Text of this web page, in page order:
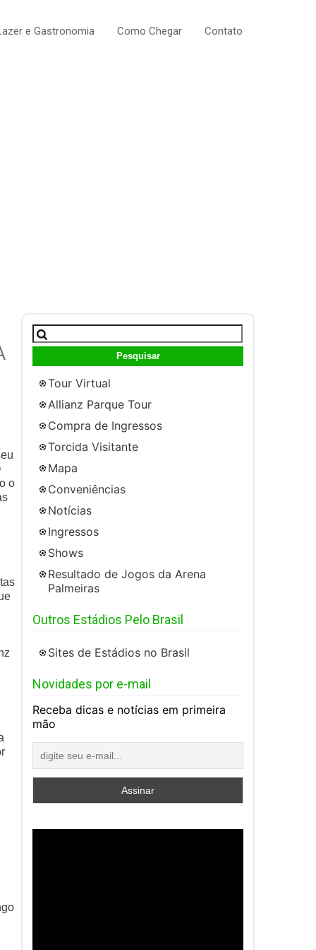
e Gastronomia Como Chegar Contato
o
Pesquisar
por:
Tour Virtual
Allianz Parque Tour
Compra de Ingressos
Torcida Visitante
Mapa
Conveniências
Notícias
Ingressos
Shows
Resultado de Jogos da Arena
Palmeiras
Outros Estádios Pelo Brasil
Sites de Estádios no Brasil
Novidades por e-mail
Receba dicas e notícias em primeira
mão